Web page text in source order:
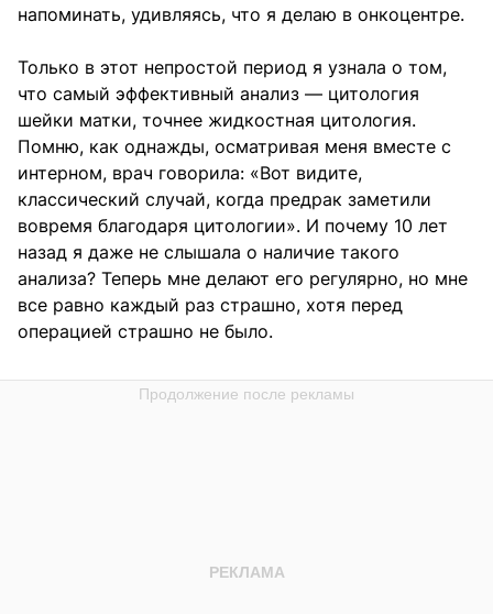
напоминать, удивляясь, что я делаю в онкоцентре.
Только в этот непростой период я узнала о том,
что самый эффективный анализ — цитология
шейки матки, точнее жидкостная цитология.
Помню, как однажды, осматривая меня вместе с
интерном, врач говорила: «Вот видите,
классический случай, когда предрак заметили
вовремя благодаря цитологии». И почему 10 лет
назад я даже не слышала о наличие такого
анализа? Теперь мне делают его регулярно, но мне
все равно каждый раз страшно, хотя перед
операцией страшно не было.